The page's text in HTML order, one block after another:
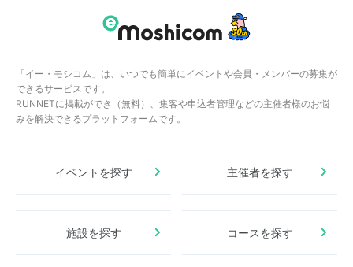
「イー・モシコム」は、いつでも簡単にイベントや会員・メンバーの募集が
できるサービスです。
RUNNETに掲載ができ（無料）、集客や申込者管理などの主催者様のお悩
みを解決できるプラットフォームです。
イベントを探す 主催者を探す
施設を探す コースを探す